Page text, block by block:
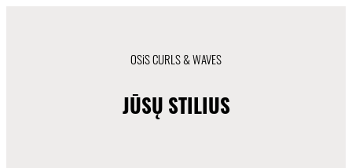
OSiS CURLS & WAVES
JŪSŲ STILIUS